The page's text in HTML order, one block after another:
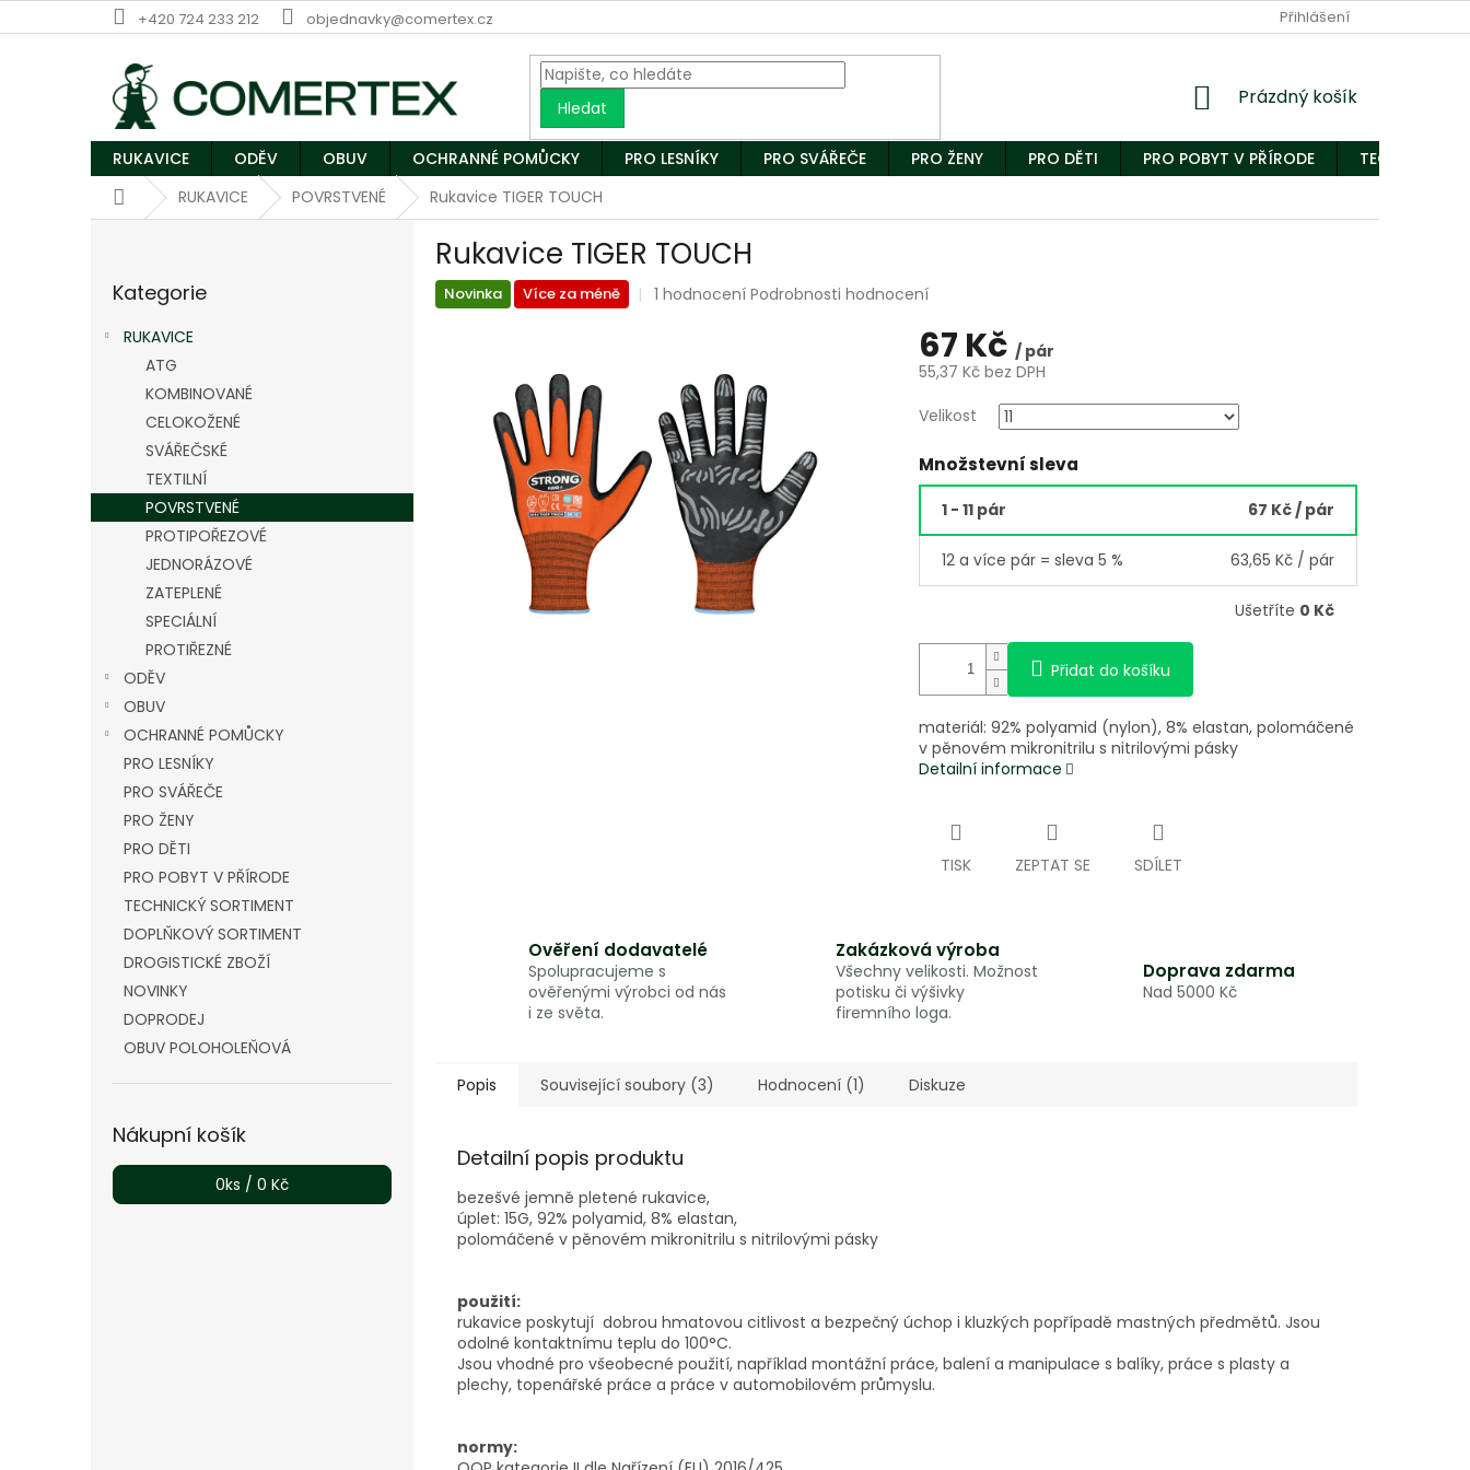
na
+420 724 233 212 objednavky@comertex.cz Přihlášení
Hledat
Nákupní
Prázdný košík
RUKAVICE ODĚV OBUV OCHRANNÉ POMŮCKY PRO LESNÍKY PRO SVÁŘEČE PRO ŽENY PRO DĚTI PRO POBYT V PŘÍRODE
TECHNICKÝ
DomůRUKAVICE POVRSTVENÉ Rukavice TIGER TOUCH
n
e
kategorie
Kategorie
RUKAVICE
ATG
KOMBINOVANÉ
CELOKOŽENÉ
SVÁŘEČSKÉ
TEXTILNÍ
POVRSTVENÉ
PROTIPOŘEZOVÉ
JEDNORÁZOVÉ
ZATEPLENÉ
SPECIÁLNÍ
PROTIŘEZNÉ
ODĚV
OBUV
OCHRANNÉ POMŮCKY
PRO LESNÍKY
PRO SVÁŘEČE
PRO ŽENY
PRO DĚTI
PRO POBYT V PŘÍRODE
TECHNICKÝ SORTIMENT
DOPLŇKOVÝ SORTIMENT
DROGISTICKÉ ZBOŽÍ
NOVINKY
DOPRODEJ
OBUV POLOHOLEŇOVÁ
Nákupní košík
0ks / 0 Kč
Rukavice TIGER TOUCH
Novinka Více za méně
Průměrné
5
hvězdiček.
1 hodnocení Podrobnosti hodnocení
67 Kč / pár
55,37 Kč bez DPH
cena:
Velikost
Množstevní sleva
1 - 11 pár 67 Kč / pár
12 a více pár = sleva 5 % 63,65 Kč / pár
Ušetříte 0 Kč
Přidat do košíku
materiál: 92% polyamid (nylon), 8% elastan, polomáčené
v pěnovém mikronitrilu s nitrilovými pásky
Detailní informace
TISK ZEPTAT SE SDÍLET
Ověření dodavatelé
Spolupracujeme s
ověřenými výrobci od nás
i ze světa.
Zakázková výroba
Všechny velikosti. Možnost
potisku či výšivky
firemního loga.
Doprava zdarma
Nad 5000 Kč
Popis Související soubory (3) Hodnocení (1) Diskuze
Detailní popis produktu
bezešvé jemně pletené rukavice,
úplet: 15G, 92% polyamid, 8% elastan,
polomáčené v pěnovém mikronitrilu s nitrilovými pásky
použití:
rukavice poskytují dobrou hmatovou citlivost a bezpečný úchop i kluzkých popřípadě mastných předmětů. Jsou
odolné kontaktnímu teplu do 100°C.
Jsou vhodné pro všeobecné použití, například montážní práce, balení a manipulace s balíky, práce s plasty a
plechy, topenářské práce a práce v automobilovém průmyslu.
normy: